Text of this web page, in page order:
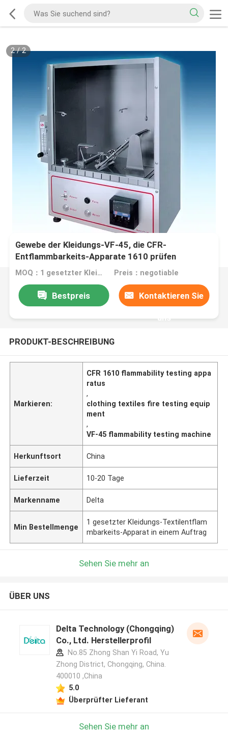
2/2
Gewebe der Kleidungs-VF-45, die CFR-
Entflammbarkeits-Apparate 1610 prüfen
MOQ：1 gesetzter Kleidungs-Textilentflammbarkeits-Apparat in einem Auftrag Preis：negotiable
Bestpreis Kontaktieren Sie
uns
PRODUKT-BESCHREIBUNG
Markieren:
CFR 1610 flammability testing appa
ratus
,
clothing textiles fire testing equip
ment
,
VF-45 flammability testing machine
Herkunftsort China
Lieferzeit 10-20 Tage
Markenname Delta
Min Bestellmenge
1 gesetzter Kleidungs-Textilentflam
mbarkeits-Apparat in einem Auftrag
Sehen Sie mehr an
ÜBER UNS
Delta Technology (Chongqing)
Co., Ltd. Herstellerprofil
No.85 Zhong Shan Yi Road, Yu
Zhong District, Chongqing, China.
400010 ,China
5.0
Überprüfter Lieferant
Sehen Sie mehr an